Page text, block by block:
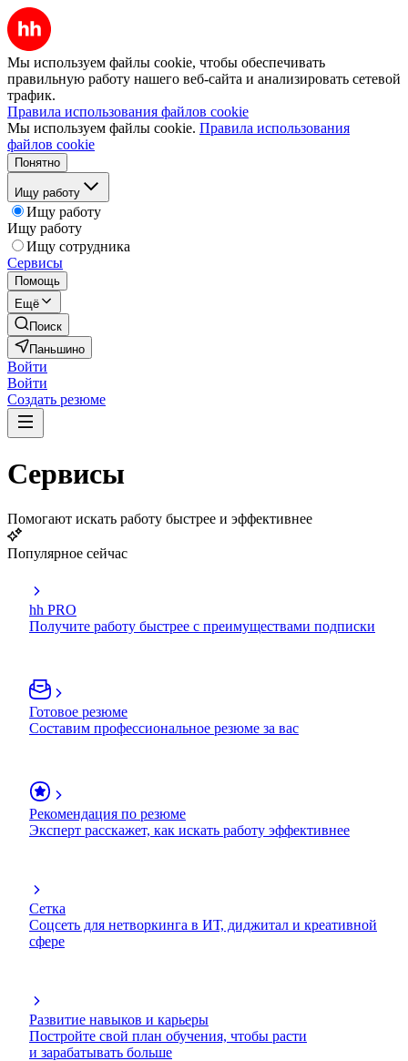
Мы используем файлы cookie, чтобы обеспечивать
правильную работу нашего веб-сайта и анализировать сетевой
трафик.
Правила использования файлов cookie
Мы используем файлы cookie. Правила использования
файлов cookie
Понятно
Ищу работу
Ищу работу
Ищу работу
Ищу сотрудника
Сервисы
Помощь
Ещё
Поиск
Паньшино
Войти
Войти
Создать резюме
Сервисы
Помогают искать работу быстрее и эффективнее
Популярное сейчас
hh PRO
Получите работу быстрее с преимуществами подписки
Готовое резюме
Составим профессиональное резюме за вас
Рекомендация по резюме
Эксперт расскажет, как искать работу эффективнее
Сетка
Соцсеть для нетворкинга в ИТ, диджитал и креативной
сфере
Развитие навыков и карьеры
Постройте свой план обучения, чтобы расти
и зарабатывать больше